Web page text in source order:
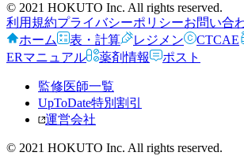
© 2021 HOKUTO Inc. All rights reserved.
利用規約プライバシーポリシーお問い合
ホーム
表・計算 レジメン CTCAE
ERマニュアル
薬剤情報 ポスト
監修医師一覧
UpToDate特別割引
運営会社
© 2021 HOKUTO Inc. All rights reserved.